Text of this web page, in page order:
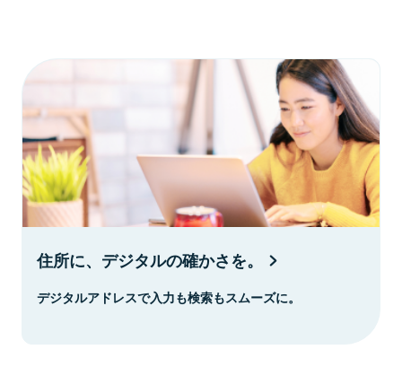
住所に、デジタルの確かさを。
デジタルアドレスで入力も検索もスムーズに。